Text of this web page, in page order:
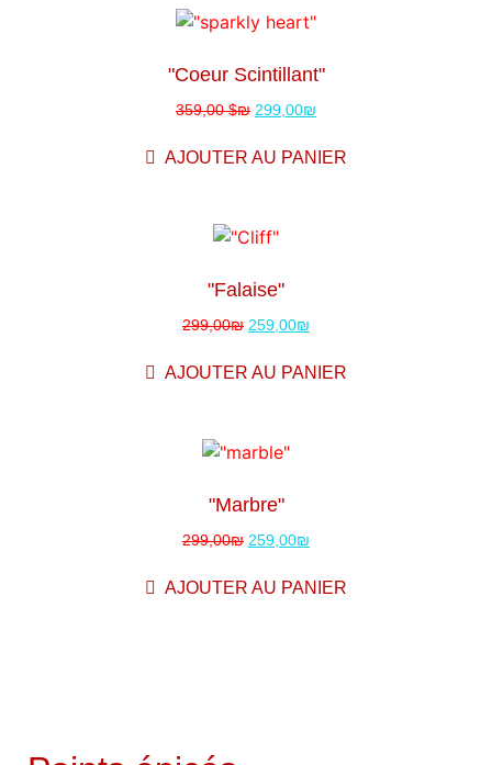
"coeur Scintillant"
359,00 $₪ 299,00₪
AJOUTER AU PANIER
"Falaise"
299,00₪ 259,00₪
AJOUTER AU PANIER
"marbre"
299,00₪ 259,00₪
AJOUTER AU PANIER